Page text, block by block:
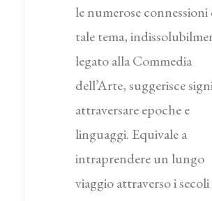
le numerose connessioni
tale tema,
legato alla Commedia
dell’Arte, suggerisce
attraversare epoche e
linguaggi. Equivale a
intraprendere un lungo
viaggio attraverso i secoli